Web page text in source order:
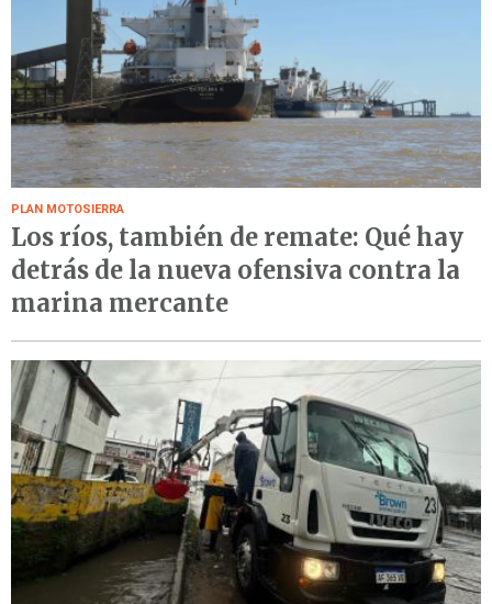
PLAN MOTOSIERRA
Los ríos, también de remate: Qué hay
detrás de la nueva ofensiva contra la
marina mercante